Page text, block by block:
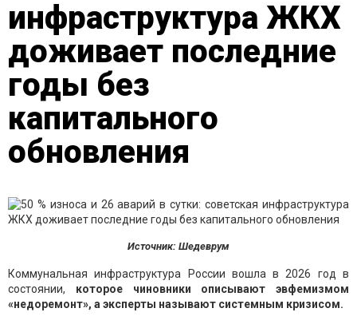
инфраструктура ЖКХ
доживает последние
годы без
капитального
обновления
Источник: Шедеврум
Коммунальная инфраструктура России вошла в 2026 год в
состоянии, которое чиновники описывают эвфемизмом
«недоремонт», а эксперты называют системным кризисом.